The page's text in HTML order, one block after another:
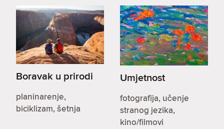
Boravak u prirodi
planinarenje,
biciklizam, šetnja
Umjetnost
fotografija, učenje
stranog jezika,
kino/filmovi